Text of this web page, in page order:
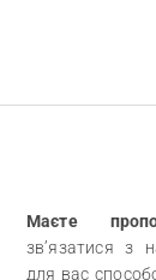
Маєте
зв’язатися з
для вас